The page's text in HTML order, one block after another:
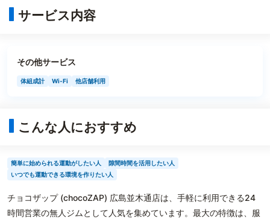
サービス内容
その他サービス
体組成計 Wi-Fi 他店舗利用
こんな人におすすめ
簡単に始められる運動がしたい人
隙間時間を活用したい人
いつでも運動できる環境を作りたい人
チョコザップ (chocoZAP) 広島並木通店は、手軽に利用できる24
時間営業の無人ジムとして人気を集めています。最大の特徴は、服